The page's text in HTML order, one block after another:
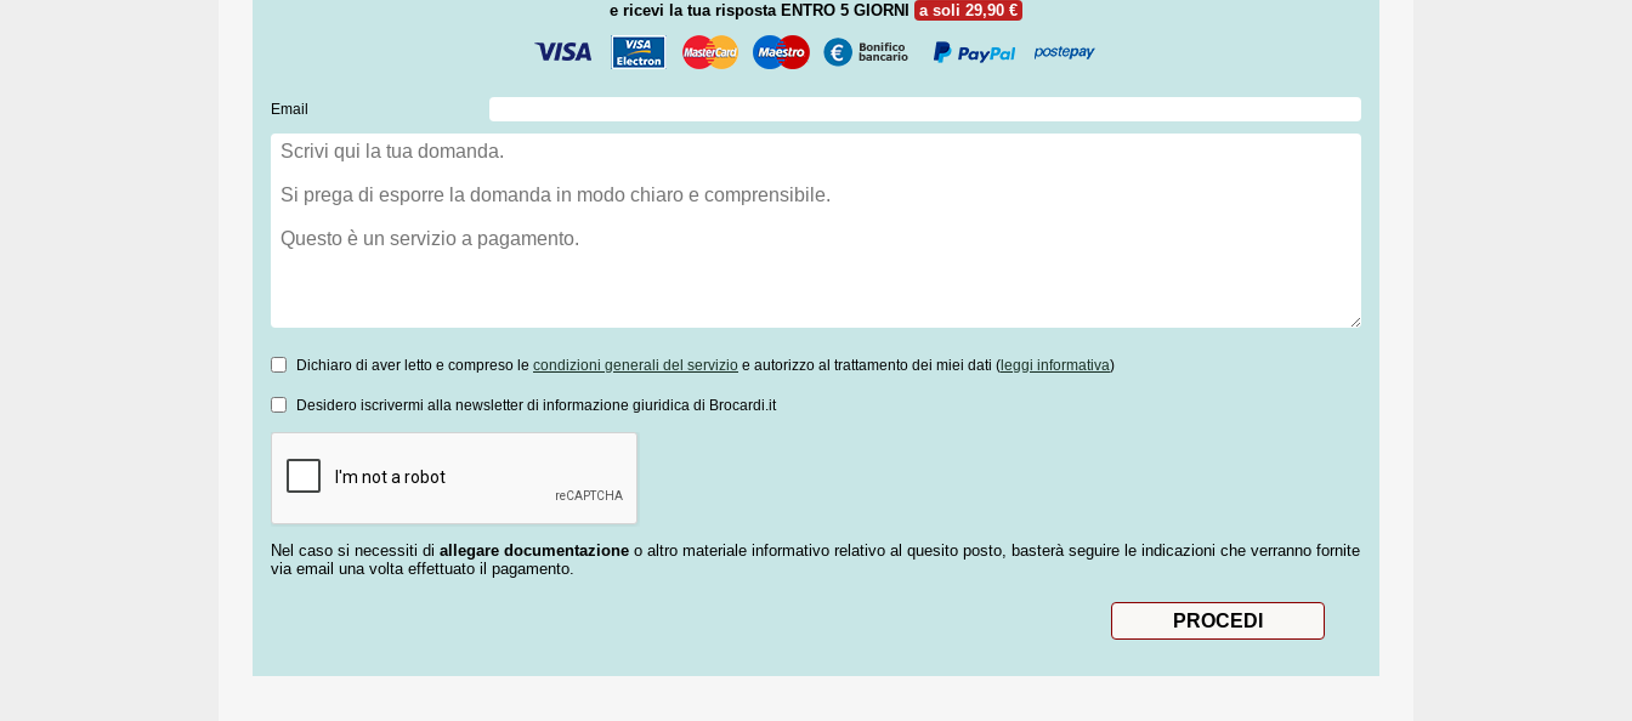
e ricevi la tua risposta ENTRO 5 GIORNI a soli 29,90 €
Email
Dichiaro di aver letto e compreso le condizioni generali del servizio e autorizzo al trattamento dei miei dati ( leggi informativa)
Desidero iscrivermi alla newsletter di informazione giuridica di Brocardi.it
Nel caso si necessiti di allegare documentazione o altro materiale informativo relativo al quesito posto, basterà seguire le indicazioni che verranno fornite
via email una volta effettuato il pagamento.